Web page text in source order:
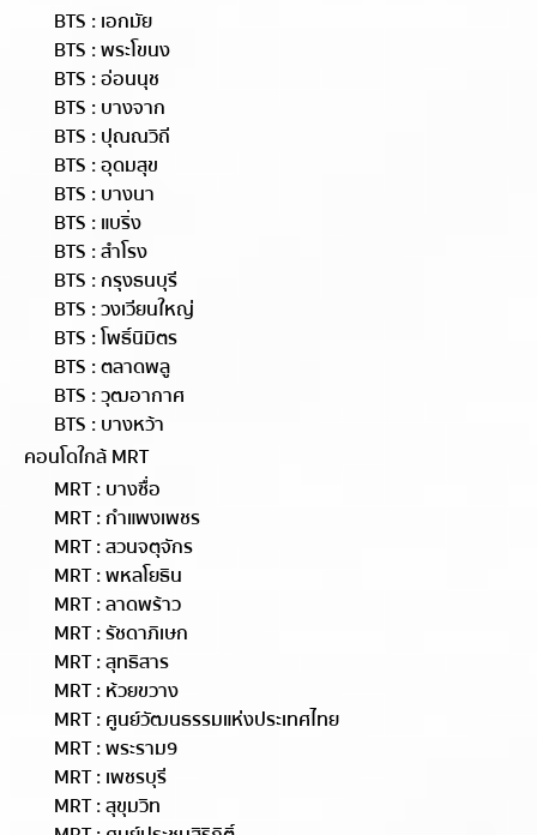
BTS : เอกมัย
BTS : พระโขนง
BTS : อ่อนนุช
BTS : บางจาก
BTS : ปุณณวิถี
BTS : อุดมสุข
BTS : บางนา
BTS : แบริ่ง
BTS : สำโรง
BTS : กรุงธนบุรี
BTS : วงเวียนใหญ่
BTS : โพธิ์นิมิตร
BTS : ตลาดพลู
BTS : วุฒอากาศ
BTS : บางหว้า
คอนโดใกล้ MRT
MRT : บางซื่อ
MRT : กำแพงเพชร
MRT : สวนจตุจักร
MRT : พหลโยธิน
MRT : ลาดพร้าว
MRT : รัชดาภิเษก
MRT : สุทธิสาร
MRT : ห้วยขวาง
MRT : ศูนย์วัฒนธรรมแห่งประเทศไทย
MRT : พระราม9
MRT : เพชรบุรี
MRT : สุขุมวิท